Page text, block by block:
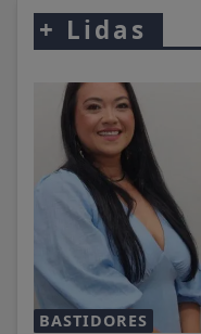
+ Lidas
BASTIDORES